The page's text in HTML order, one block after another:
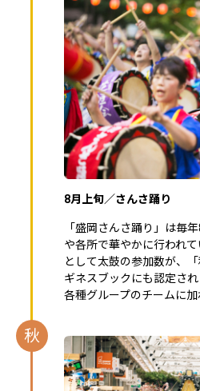
8月上旬／さんさ踊り
「盛岡さんさ踊り」は毎
や各所で華やかに行われ
として太鼓の参加数が、
ギネスブックにも認定さ
各種グループのチームに加
秋